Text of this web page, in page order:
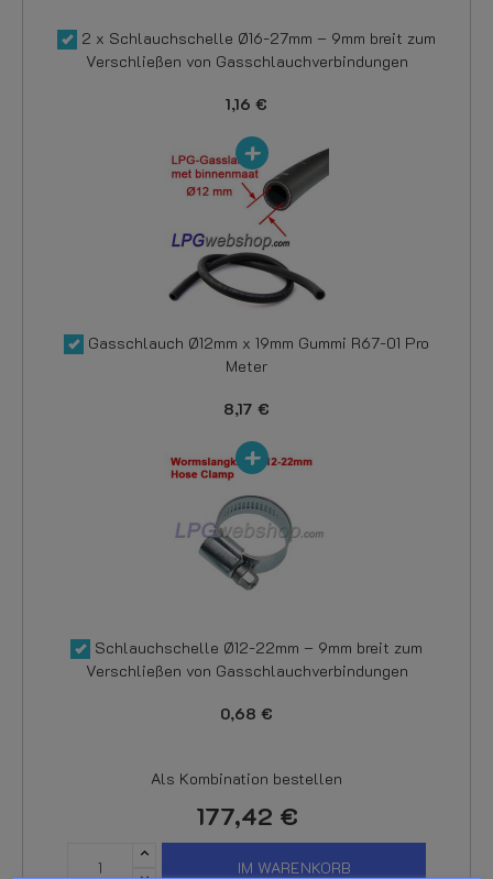
2 x Schlauchschelle Ø16-27mm – 9mm breit zum
Verschließen von Gasschlauchverbindungen
1,16 €
Gasschlauch Ø12mm x 19mm Gummi R67-01 Pro
Meter
8,17 €
Schlauchschelle Ø12-22mm – 9mm breit zum
Verschließen von Gasschlauchverbindungen
0,68 €
Als Kombination bestellen
177,42 €
IM WARENKORB